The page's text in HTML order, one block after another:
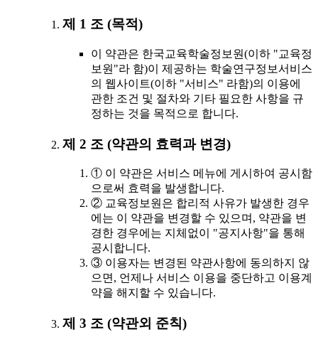
제 1 조 (목적)
이 약관은 한국교육학술정보원(이하 "교육정
보원"라 함)이 제공하는 학술연구정보서비스
의 웹사이트(이하 "서비스" 라함)의 이용에
관한 조건 및 절차와 기타 필요한 사항을 규
정하는 것을 목적으로 합니다.
제 2 조 (약관의 효력과 변경)
① 이 약관은 서비스 메뉴에 게시하여 공시함
으로써 효력을 발생합니다.
② 교육정보원은 합리적 사유가 발생한 경우
에는 이 약관을 변경할 수 있으며, 약관을 변
경한 경우에는 지체없이 "공지사항"을 통해
공시합니다.
③ 이용자는 변경된 약관사항에 동의하지 않
으면, 언제나 서비스 이용을 중단하고 이용계
약을 해지할 수 있습니다.
제 3 조 (약관외 준칙)